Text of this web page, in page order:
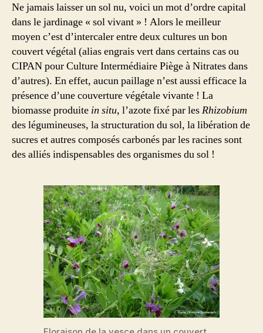
Ne jamais laisser un sol nu, voici un mot d’ordre capital
dans le jardinage « sol vivant » ! Alors le meilleur
moyen c’est d’intercaler entre deux cultures un bon
couvert végétal (alias engrais vert dans certains cas ou
CIPAN pour Culture Intermédiaire Piège à Nitrates dans
d’autres). En effet, aucun paillage n’est aussi efficace la
présence d’une couverture végétale vivante ! La
biomasse produite in situ, l’azote fixé par lesRhizobium
des légumineuses, la structuration du sol, la libération de
sucres et autres composés carbonés par les racines sont
des alliés indispensables des organismes du sol !